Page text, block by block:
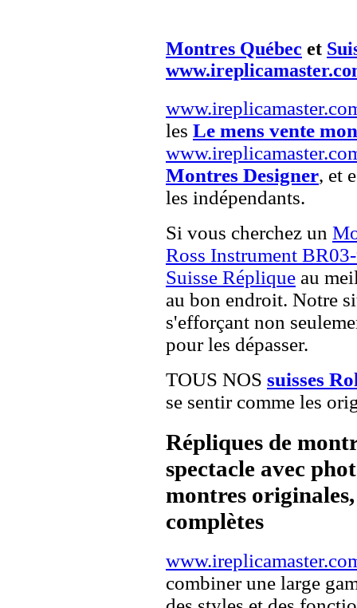
Montres Québec et
les Le mens vente
Montres Designer, et
les indépendants.
Si vous cherchez un
Ross Instrument
Suisse Réplique au
au bon endroit. Notre
s'efforçant non
pour les dépasser.
TOUS NOS suisses
se sentir comme les
Répliques de
spectacle avec
montres
complètes
combiner une large